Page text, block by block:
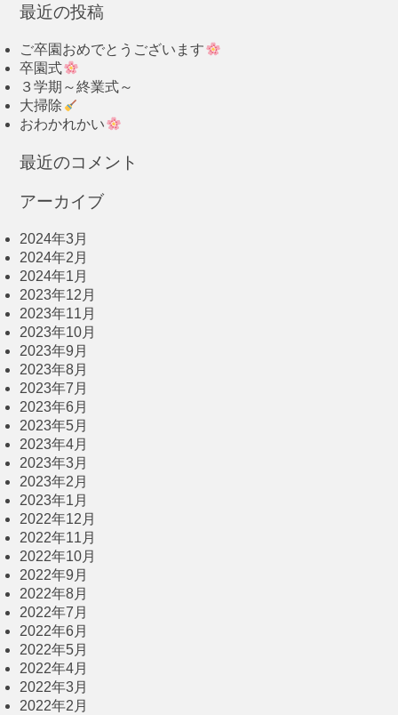
最近の投稿
ご卒園おめでとうございます
卒園式
３学期～終業式～
大掃除
おわかれかい
最近のコメント
アーカイブ
2024年3月
2024年2月
2024年1月
2023年12月
2023年11月
2023年10月
2023年9月
2023年8月
2023年7月
2023年6月
2023年5月
2023年4月
2023年3月
2023年2月
2023年1月
2022年12月
2022年11月
2022年10月
2022年9月
2022年8月
2022年7月
2022年6月
2022年5月
2022年4月
2022年3月
2022年2月